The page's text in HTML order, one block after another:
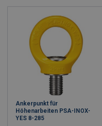
Ankerpunkt für
Höhenarbeiten PSA-INOX-
YES 8-285